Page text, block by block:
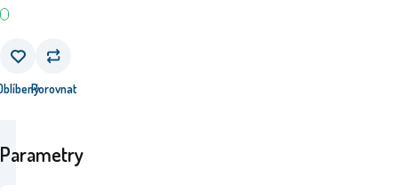
Porovnat
Parametry